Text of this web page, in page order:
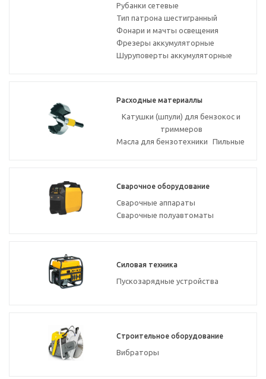
Рубанки сетевые
Тип патрона шестигранный
Фонари и мачты освещения
Фрезеры аккумуляторные
Шуруповерты аккумуляторные
Расходные материаллы
Катушки (шпули) для бензокос и
триммеров
Масла для бензотехники
Пильные
Сварочное оборудование
Сварочные аппараты
Сварочные полуавтоматы
Силовая техника
Пускозарядные устройства
Строительное оборудование
Вибраторы